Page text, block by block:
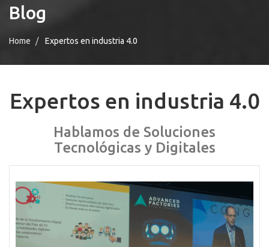
Blog
Home Expertos en industria 4.0
Expertos en industria 4.0
Hablamos de Soluciones
Tecnológicas y Digitales